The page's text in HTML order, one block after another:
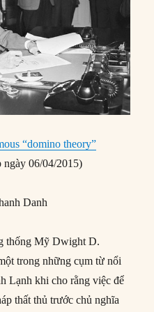
“domino theory”
ngày 06/04/2015)
Danh
thống Mỹ Dwight D.
trong những cụm từ nổi
Lạnh khi cho rằng việc để
thất thủ trước chủ nghĩa